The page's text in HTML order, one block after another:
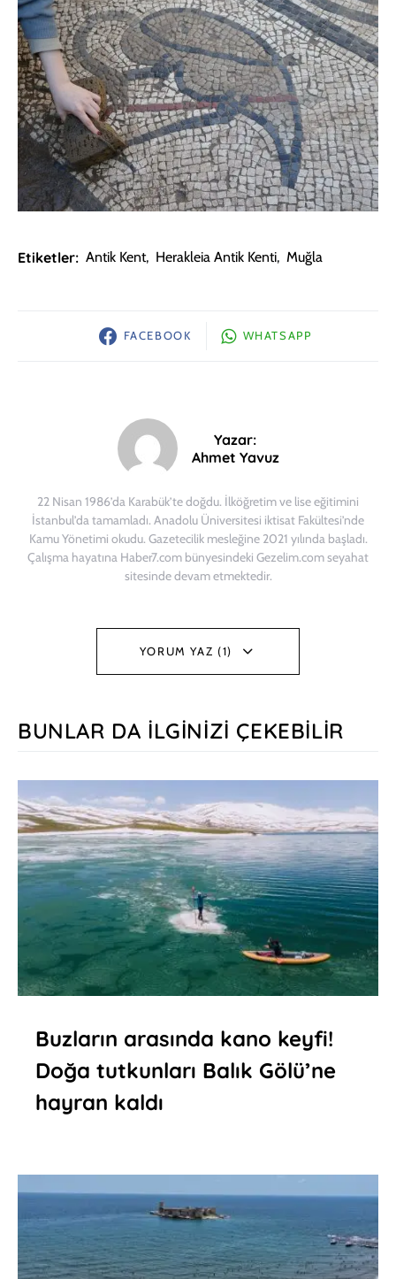
Etiketler: Antik Kent, Herakleia Antik Kenti, Muğla
FACEBOOK WHATSAPP
Yazar:
Ahmet Yavuz
22 Nisan 1986’da Karabük’te doğdu. İlköğretim ve lise eğitimini
İstanbul’da tamamladı. Anadolu Üniversitesi iktisat Fakültesi’nde
Kamu Yönetimi okudu. Gazetecilik mesleğine 2021 yılında başladı.
Çalışma hayatına Haber7.com bünyesindeki Gezelim.com seyahat
sitesinde devam etmektedir.
YORUM YAZ (1)
BUNLAR DA İLGINIZI ÇEKEBILIR
Buzların arasında kano keyfi!
Doğa tutkunları Balık Gölü’ne
hayran kaldı